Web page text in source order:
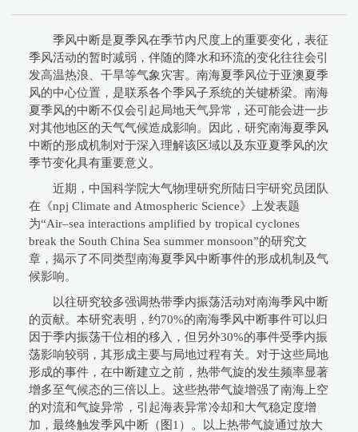
季风中断是夏季风在季节内尺度上的重要变化，表征
季风活动的暂时减弱，伴随的降水和环流的变化往往会引
发高温热浪、干旱等气象灾害。南海夏季风位于亚澳夏季
风的中心位置，是联系各个季风子系统的关键桥梁。南海
夏季风的中断不仅会引起局地天气异常，还可能会进一步
对其他地区的天气气候造成影响。因此，研究南海夏季风
中断的形成机制对于深入理解该区域以及东亚夏季风的次
季节变化具有重要意义。
近期，中国科学院大气物理研究所陆日宇研究员团队
在《npj Climate and Atmospheric Science》上发表题
为“Air–sea interactions amplified by tropical cyclones
break the South China Sea summer monsoon”的研究文
章，揭示了不同类型南海夏季风中断事件的形成机制及气
候影响。
以往研究较多强调热带季内振荡活动对南海季风中断
的贡献。本研究表明，约70%的南海季风中断事件可以归
因于季内振荡干位相的移入，但另外30%的事件受季内振
荡影响较弱，其形成主要与局地过程有关。对于这些局地
形成的事件，在中断建立之前，热带气旋的发生频率显著
增多至气候态的三倍以上。这些热带气旋增强了南海上空
的对流和气旋异常，引起海表异常冷却和大气稳定度增
加，最终触发季风中断（图1）。以上热带气旋通过放大